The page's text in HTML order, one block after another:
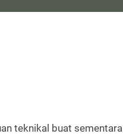
teknikal buat sementara